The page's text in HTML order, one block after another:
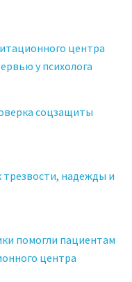
центра
у психолога
соцзащиты
надежды и
помогли пациентам
центра